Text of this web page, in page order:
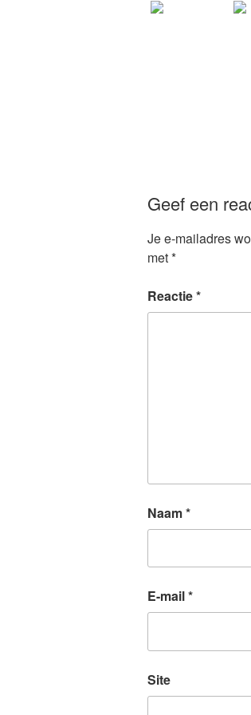
Geef een
Je e-mailadres
met*
Reactie*
Naam*
E-mail*
Site